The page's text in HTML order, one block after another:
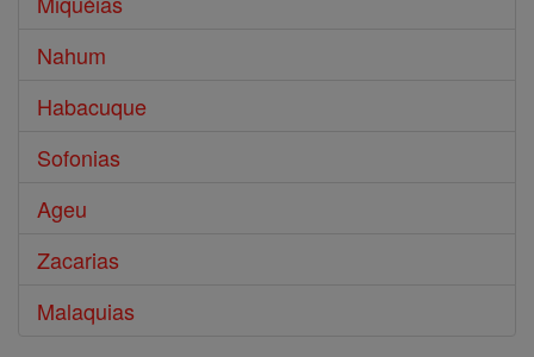
Nahum
Habacuque
Sofonias
Ageu
Zacarias
Malaquias